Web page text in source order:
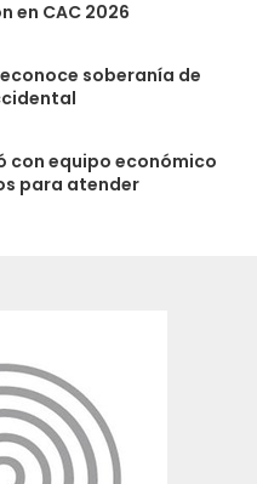
en CAC 2026
soberanía de
con equipo económico
para atender